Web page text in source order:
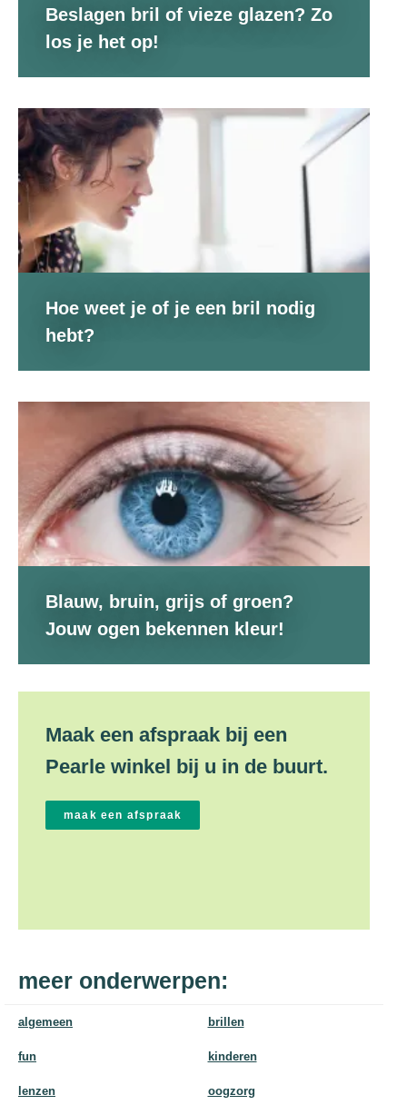
Beslagen bril of vieze glazen? Zo
los je het op!
Hoe weet je of je een bril nodig
hebt?
Blauw, bruin, grijs of groen?
Jouw ogen bekennen kleur!
Maak een afspraak bij een
Pearle winkel bij u in de buurt.
meer onderwerpen:
algemeen brillen
fun kinderen
lenzen oogzorg